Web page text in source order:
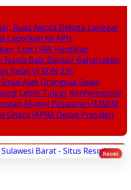
Ruas Awota Diduga Langgar
Laporkan Ke APH
Lsm LIRA: Hentikan
Nama Baik Bahtiar Baharuddin
Kelas VI SDN 235
Ajak Orangtua Siswa
Lebih Tinggi. Konferenprov
Alumni Pesantren IMMIM
Ghaza,IAPIM Desak Presiden